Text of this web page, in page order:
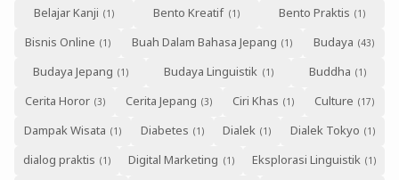
Belajar Kanji
Bento Kreatif
Bento Praktis
Bisnis Online
Buah Dalam Bahasa Jepang
Budaya
Budaya Jepang
Budaya Linguistik
Buddha
Cerita Horor
Cerita Jepang Ciri Khas
Culture
Dampak Wisata
Diabetes Dialek
Dialek Tokyo
dialog praktis
Digital Marketing
Eksplorasi Linguistik